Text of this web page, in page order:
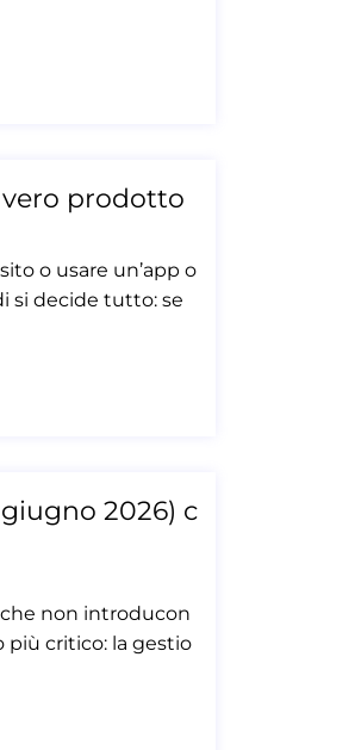
vero prodotto
o usare un’app o
si decide tutto: se
2026) c
non introducon
più critico: la gestio